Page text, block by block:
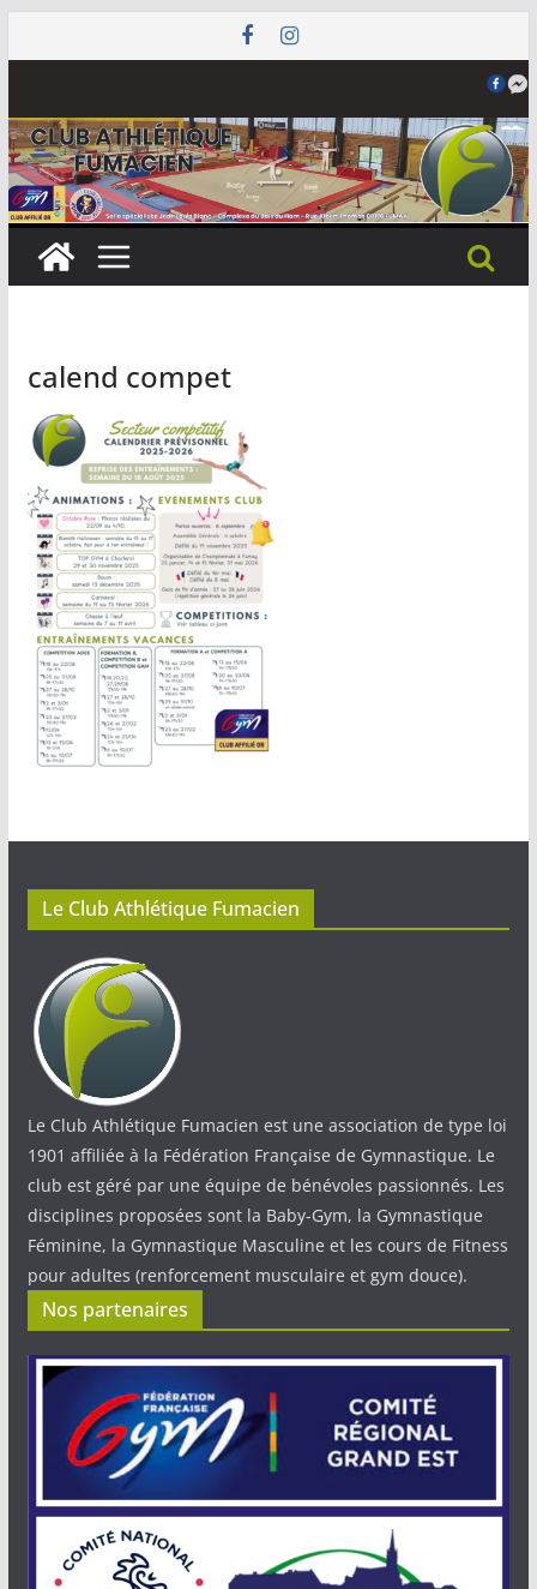
au
calend compet
Le Club Athlétique Fumacien
Le Club Athlétique Fumacien est une association de type loi
1901 affiliée à la Fédération Française de Gymnastique. Le
club est géré par une équipe de bénévoles passionnés. Les
disciplines proposées sont la Baby-Gym, la Gymnastique
Féminine, la Gymnastique Masculine et les cours de Fitness
pour adultes (renforcement musculaire et gym douce).
Nos partenaires